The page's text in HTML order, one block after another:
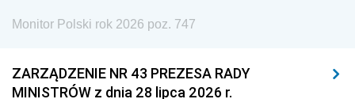
Monitor Polski rok 2026 poz. 747
ZARZĄDZENIE NR 43 PREZESA RADY
MINISTRÓW z dnia 28 lipca 2026 r.